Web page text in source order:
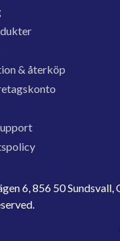
& återköp
6, 856 50